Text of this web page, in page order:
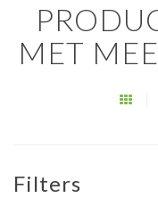
MET
Filters